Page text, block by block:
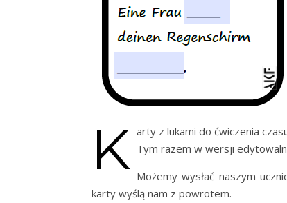
K arty z lukami do ćwiczenia
Tym razem w wersji
Możemy wysłać naszym
karty wyślą nam z powrotem.